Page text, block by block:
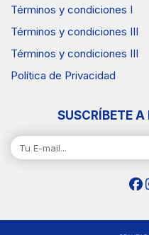
Términos y condiciones I
Términos y condiciones III
Términos y condiciones III
Política de Privacidad
SUSCRÍBETE